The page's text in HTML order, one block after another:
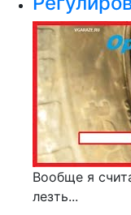
Вообще я
лезть...